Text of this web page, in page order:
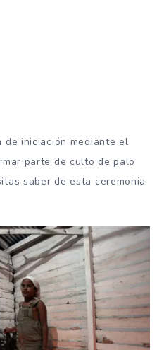
de iniciación mediante el
parte de culto de palo
saber de esta ceremonia